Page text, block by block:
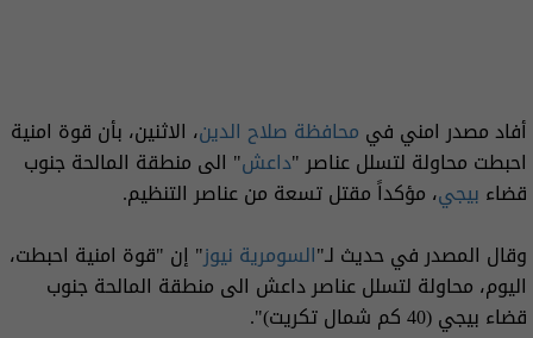
أفاد مصدر امني في محافظة صلاح الدين، الاثنين، بأن قوة امنية
احبطت محاولة لتسلل عناصر "داعش" الى منطقة المالحة جنوب
قضاء بيجي، مؤكداً مقتل تسعة من عناصر التنظيم.
وقال المصدر في حديث لـ"السومرية نيوز" إن "قوة امنية احبطت،
اليوم، محاولة لتسلل عناصر داعش الى منطقة المالحة جنوب
قضاء بيجي (40 كم شمال تكريت)".